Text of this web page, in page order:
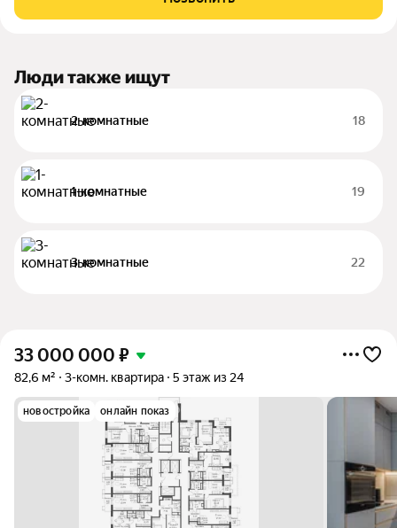
можно найти свободное место
Люди также ищут
2-комнатные 18
1-комнатные 19
3-комнатные 22
33 000 000 ₽
82,6 м² 3-комн. квартира 5 этаж из 24
новостройка онлайн показ